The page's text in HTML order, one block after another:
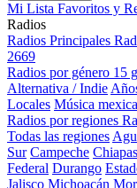
Mi Lista Favoritos y
Radios
Radios Principales
2669
Radios por género 15
Alternativa / Indie
Locales Música
Radios por regiones
Todas las regiones
Sur Campeche Chiapas
Federal Durango
Jalisco Michoacán